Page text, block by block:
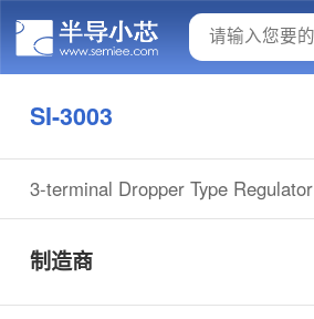
SI-3003
3-terminal Dropper Type Regulator
制造商